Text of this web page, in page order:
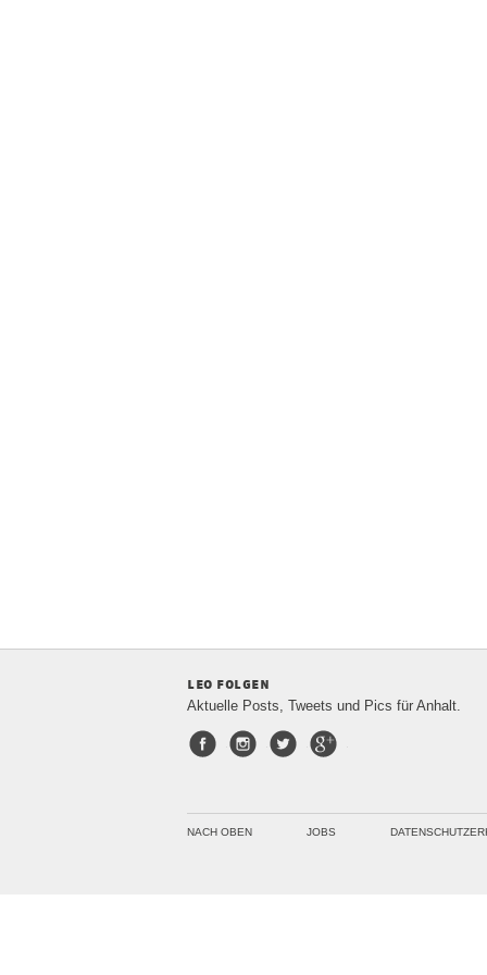
leo folgen
Aktuelle Posts, Tweets und Pics für Anhalt.
FacebookInstagram
Twitter
NACH OBEN JOBS